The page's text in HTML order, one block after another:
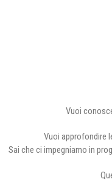
Vuoi
Vuoi approfondire
Sai che ci impegniamo in